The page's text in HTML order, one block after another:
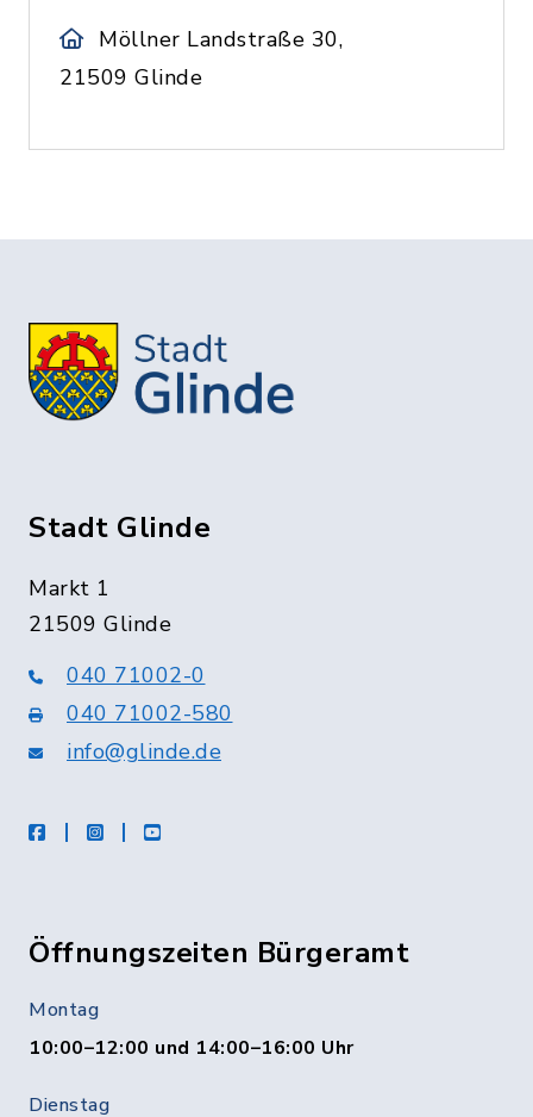
Möllner Landstraße 30,
21509 Glinde
Stadt Glinde
Markt 1
21509 Glinde
040 71002-0
040 71002-580
info@glinde.de
facebookinstagramYoutube
Öffnungszeiten Bürgeramt
Montag
10:00–12:00 und 14:00–16:00 Uhr
Dienstag